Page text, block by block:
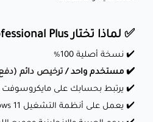
✅ لماذا تختار Office 2019 Professional Plus؟
✔️ نسخة أصلية 100%
✔️ مستخدم واحد /ترخيص دائم
✔️ يرتبط بحسابك على
✔️ يعمل على أنظمة التشغيل Windows 10 & Windows 11